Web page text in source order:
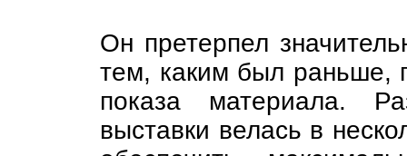
Он претерпел
тем, каким был раньше,
показа материала.
выставки велась в